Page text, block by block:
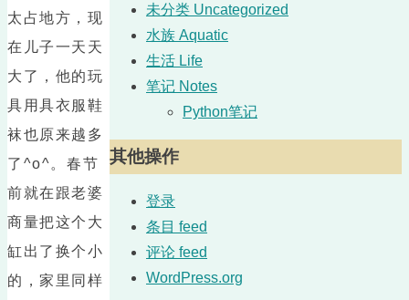
太占地方，现
在儿子一天天
大了，他的玩
具用具衣服鞋
袜也原来越多
了^o^。春节
前就在跟老婆
商量把这个大
缸出了换个小
的，家里同样
未分类 Uncategorized
水族 Aquatic
生活 Life
笔记 Notes
Python笔记
其他操作
登录
条目 feed
评论 feed
WordPress.org